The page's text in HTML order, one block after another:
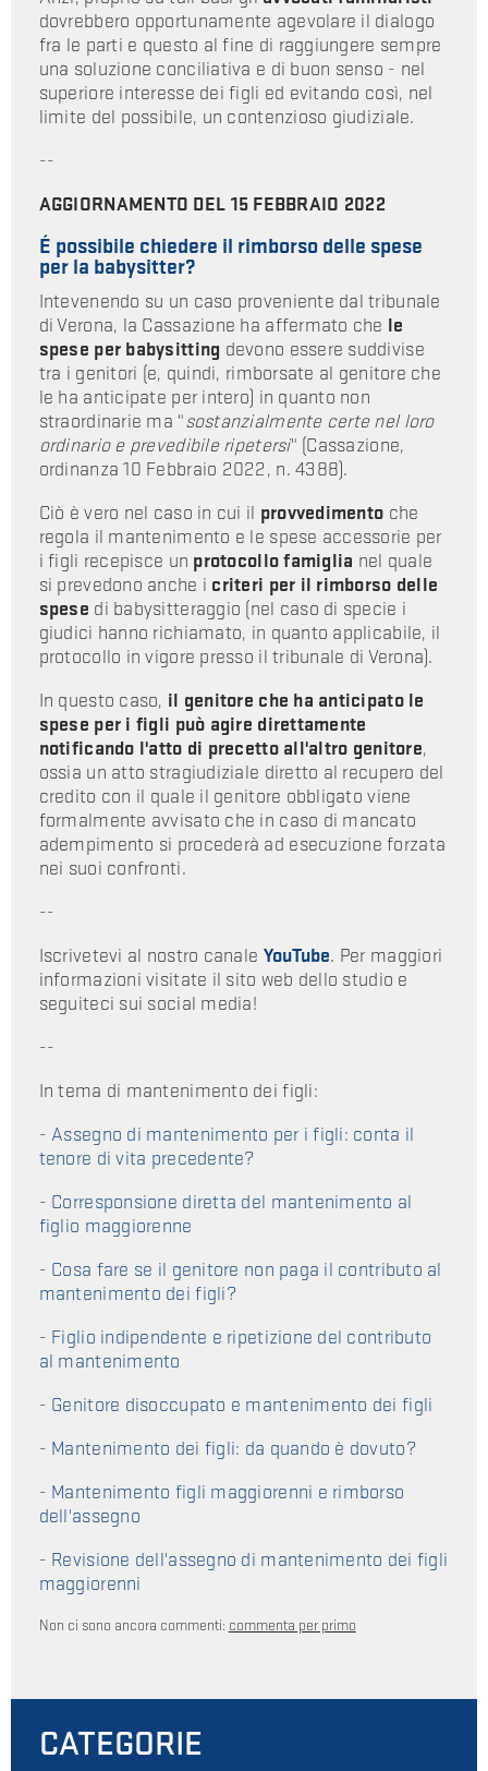
dovrebbero opportunamente agevolare il dialogo
fra le parti e questo al fine di raggiungere sempre
una soluzione conciliativa e di buon senso - nel
superiore interesse dei figli ed evitando così, nel
limite del possibile, un contenzioso giudiziale.
--
AGGIORNAMENTO DEL 15 FEBBRAIO 2022
É possibile chiedere il rimborso delle spese
per la babysitter?
Intevenendo su un caso proveniente dal tribunale
di Verona, la Cassazione ha affermato che le
spese per babysitting devono essere suddivise
tra i genitori (e, quindi, rimborsate al genitore che
le ha anticipate per intero) in quanto non
straordinarie ma "sostanzialmente certe nel loro
ordinario e prevedibile ripetersi" (Cassazione,
ordinanza 10 Febbraio 2022, n. 4388).
Ciò è vero nel caso in cui il provvedimento che
regola il mantenimento e le spese accessorie per
i figli recepisce un protocollo famiglia nel quale
si prevedono anche i criteri per il rimborso delle
spese di babysitteraggio (nel caso di specie i
giudici hanno richiamato, in quanto applicabile, il
protocollo in vigore presso il tribunale di Verona).
In questo caso, il genitore che ha anticipato le
spese per i figli può agire direttamente
notificando l'atto di precetto all'altro genitore,
ossia un atto stragiudiziale diretto al recupero del
credito con il quale il genitore obbligato viene
formalmente avvisato che in caso di mancato
adempimento si procederà ad esecuzione forzata
nei suoi confronti.
--
Iscrivetevi al nostro canale YouTube. Per maggiori
informazioni visitate il sito web dello studio e
seguiteci sui social media!
--
In tema di mantenimento dei figli:
- Assegno di mantenimento per i figli: conta il
tenore di vita precedente?
- Corresponsione diretta del mantenimento al
figlio maggiorenne
- Cosa fare se il genitore non paga il contributo al
mantenimento dei figli?
- Figlio indipendente e ripetizione del contributo
al mantenimento
- Genitore disoccupato e mantenimento dei figli
- Mantenimento dei figli: da quando è dovuto?
- Mantenimento figli maggiorenni e rimborso
dell'assegno
- Revisione dell'assegno di mantenimento dei figli
maggiorenni
Non ci sono ancora commenti: commenta per primo
CATEGORIE